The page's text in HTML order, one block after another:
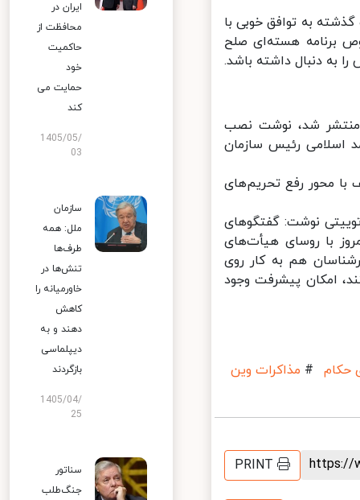
به توافق خوبی با
برنامه هسته‌ای صلح
به دنبال داشته باشد.
شد، نوشت نصب
رئیس سازمان
محور رفع تحریم‌های
نوشت: گفتگوهای
با روسای هیأت‌های
هم به کار روی
امکان پیشرفت وجود
مذاکرات وین
PRINT
ایران در
محافظت از
حاکمیت
خود
حمایت می
کند
1405/05/
03
سازمان
ملل: همه
طرف‌ها
تنش‌ها در
خاورمیانه را
کاهش
دهند و به
دیپلماسی
بازگردند
1405/04/
25
سناتور
جنگ‌طلب